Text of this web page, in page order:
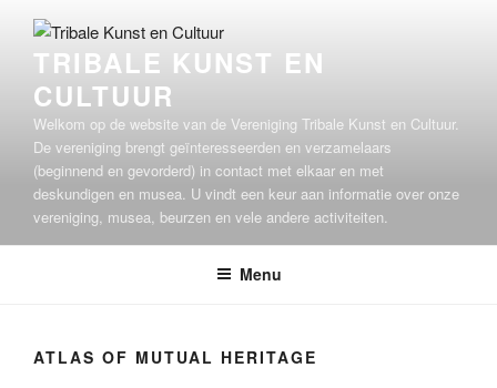
inhoud
TRIBALE KUNST EN
CULTUUR
Welkom op de website van de Vereniging Tribale Kunst en Cultuur.
De vereniging brengt geïnteresseerden en verzamelaars
(beginnend en gevorderd) in contact met elkaar en met
deskundigen en musea. U vindt een keur aan informatie over onze
vereniging, musea, beurzen en vele andere activiteiten.
Menu
ATLAS OF MUTUAL HERITAGE